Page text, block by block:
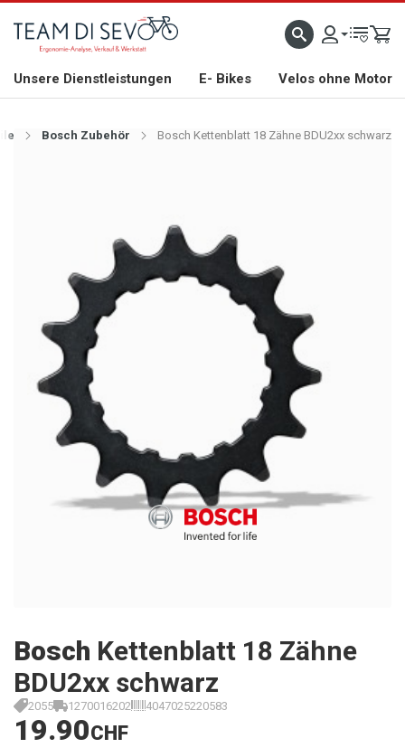
WILLKOMMEN GROSSE AUSWAHL AN RENNRÄDERN, GRAVEL, E-BIKES UND
Unsere Dienstleistungen E- Bikes Velos ohne Motor
Bosch Zubehör Bosch Kettenblatt 18 Zähne BDU2xx schwarz
Bosch Kettenblatt 18 Zähne
BDU2xx schwarz
2055 1270016202 4047025220583
19.90CHF